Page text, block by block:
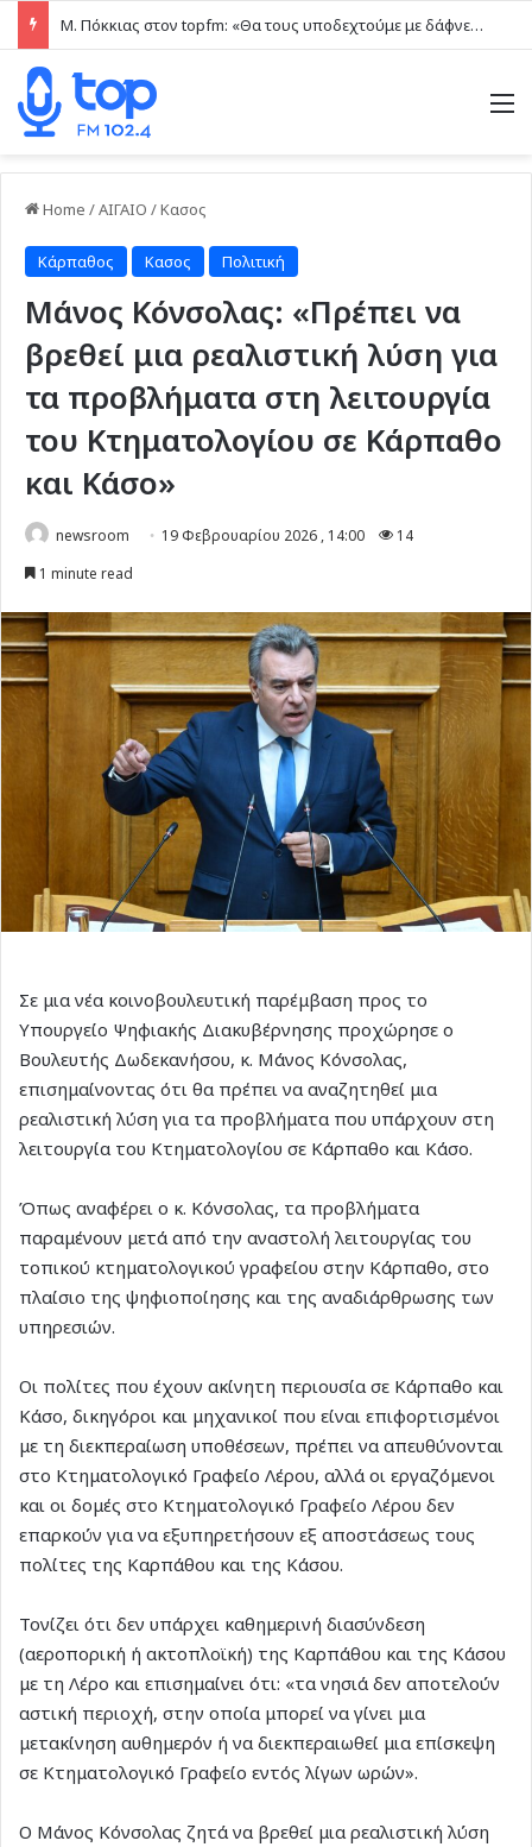
Μ. Πόκκιας στον topfm: «Θα τους υποδεχτούμε με δάφνες και πικροδάφνες» –Η ειρωνική “υποδοχή” στον υβριδικό σταθμό (ηχητικό)
Home /ΑΙΓΑΙΟ /Κασος
Κάρπαθος Κασος Πολιτική
Μάνος Κόνσολας: «Πρέπει να
βρεθεί μια ρεαλιστική λύση για
τα προβλήματα στη λειτουργία
του Κτηματολογίου σε Κάρπαθο
και Κάσο»
newsroom 19 Φεβρουαρίου 2026 , 14:00
14
1 minute read
Σε μια νέα κοινοβουλευτική παρέμβαση προς το
Υπουργείο Ψηφιακής Διακυβέρνησης προχώρησε ο
Βουλευτής Δωδεκανήσου, κ. Μάνος Κόνσολας,
επισημαίνοντας ότι θα πρέπει να αναζητηθεί μια
ρεαλιστική λύση για τα προβλήματα που υπάρχουν στη
λειτουργία του Κτηματολογίου σε Κάρπαθο και Κάσο.
Όπως αναφέρει ο κ. Κόνσολας, τα προβλήματα
παραμένουν μετά από την αναστολή λειτουργίας του
τοπικού κτηματολογικού γραφείου στην Κάρπαθο, στο
πλαίσιο της ψηφιοποίησης και της αναδιάρθρωσης των
υπηρεσιών.
Οι πολίτες που έχουν ακίνητη περιουσία σε Κάρπαθο και
Κάσο, δικηγόροι και μηχανικοί που είναι επιφορτισμένοι
με τη διεκπεραίωση υποθέσεων, πρέπει να απευθύνονται
στο Κτηματολογικό Γραφείο Λέρου, αλλά οι εργαζόμενοι
και οι δομές στο Κτηματολογικό Γραφείο Λέρου δεν
επαρκούν για να εξυπηρετήσουν εξ αποστάσεως τους
πολίτες της Καρπάθου και της Κάσου.
Τονίζει ότι δεν υπάρχει καθημερινή διασύνδεση
(αεροπορική ή ακτοπλοϊκή) της Καρπάθου και της Κάσου
με τη Λέρο και επισημαίνει ότι: «τα νησιά δεν αποτελούν
αστική περιοχή, στην οποία μπορεί να γίνει μια
μετακίνηση αυθημερόν ή να διεκπεραιωθεί μια επίσκεψη
σε Κτηματολογικό Γραφείο εντός λίγων ωρών».
Ο Μάνος Κόνσολας ζητά να βρεθεί μια ρεαλιστική λύση